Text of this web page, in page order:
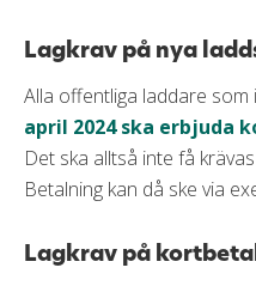
Lagkrav på nya
Alla offentliga laddare som
april 2024 ska erbjuda
Det ska alltså inte få
Betalning kan då ske via
Lagkrav på